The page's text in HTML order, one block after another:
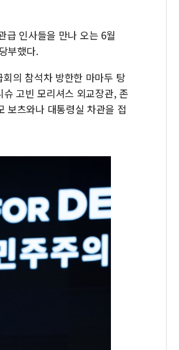
한민국 다음 100년 밑거름…수도권 집중 완화 전
마라톤 부동산 2차 회의' 주재… "전폭적 공급 확
도안의 만남
고지도자 위독…곧 사망해도 놀랍지 않아"
급 인사들을 만나 오는 6월
부했다.
의 참석차 방한한 마마두 탕
고빈 모리셔스 외교장관, 존
보츠와나 대통령실 차관을 접